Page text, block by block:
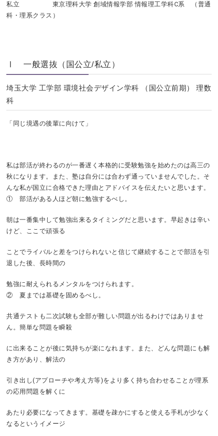
私立 東京理科大学 創域情報学部 情報理工学科C系 （普通
科・理系クラス）
Ⅰ 一般選抜（国公立/私立）
埼玉大学 工学部 環境社会デザイン学科 （国公立前期） 理数
科
「同じ境遇の後輩に向けて」
私は部活が終わるのが一番遅く本格的に受験勉強を始めたのは高三の
秋になります。また、塾は自分には合わず通っていませんでした。そ
んな私が国立に合格できた理由とアドバイスを伝えたいと思います。
① 部活がある人ほど朝に勉強するべし。
朝は一番集中して勉強出来るタイミングだと思います。早起きは辛い
けど、ここで頑張る
ことでライバルと差をつけられないと信じて継続することで部活を引
退した後、長時間の
勉強に耐えられるメンタルをつけられます。
② 夏までは基礎を固めるべし。
共通テストも二次試験も全部が難しい問題が出るわけではありませ
ん。簡単な問題を瞬殺
に出来ることが後に気持ちが楽になれます。また、どんな問題にも解
き方があり、解法の
引き出し(アプローチや考え方等)をより多く持ち合わせることが理系
の応用問題を解くに
あたり必要になってきます。基礎を疎かにすると使える手札が少なく
なるというイメージ